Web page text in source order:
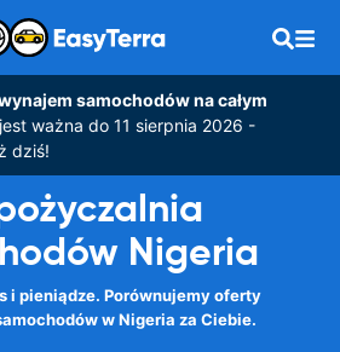
samochodów na całym
ważna do 11 sierpnia 2026 -
dziś!
Nigeria
i pieniądze. Porównujemy oferty
w Nigeria za Ciebie.